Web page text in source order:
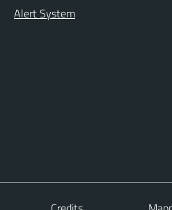
Alert System